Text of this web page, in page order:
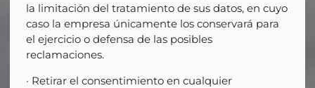
la limitación del tratamiento de sus datos, en cuyo
caso la empresa únicamente los conservará para
el ejercicio o defensa de las posibles
reclamaciones.
· Retirar el consentimiento en cualquier